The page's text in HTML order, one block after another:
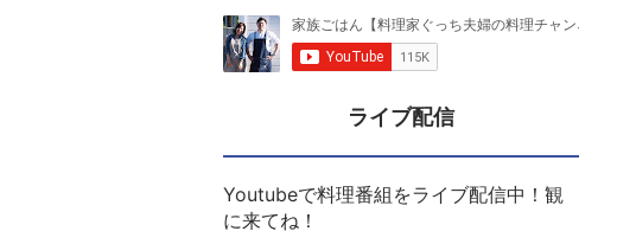
ライブ配信
Youtubeで料理番組をライブ配信中！観
に来てね！